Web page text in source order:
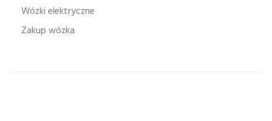
Wózki elektryczne
Zakup wózka